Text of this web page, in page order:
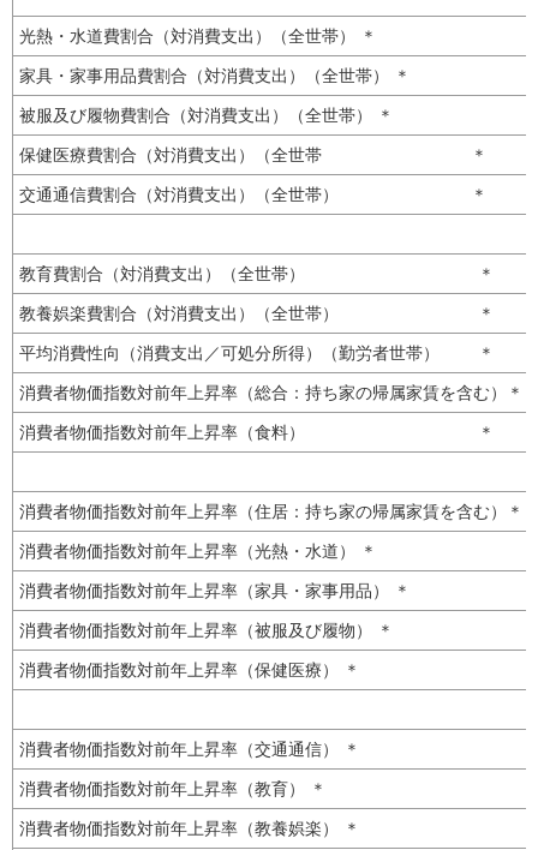
光熱・水道費割合（対消費支出）（全世帯） ＊
家具・家事用品費割合（対消費支出）（全世帯） ＊
被服及び履物費割合（対消費支出）（全世帯） ＊
保健医療費割合（対消費支出）（全世帯 ＊
交通通信費割合（対消費支出）（全世帯） ＊
教育費割合（対消費支出）（全世帯） ＊
教養娯楽費割合（対消費支出）（全世帯） ＊
平均消費性向（消費支出／可処分所得）（勤労者世帯） ＊
消費者物価指数対前年上昇率（総合：持ち家の帰属家賃を含む）＊
消費者物価指数対前年上昇率（食料） ＊
消費者物価指数対前年上昇率（住居：持ち家の帰属家賃を含む）＊
消費者物価指数対前年上昇率（光熱・水道） ＊
消費者物価指数対前年上昇率（家具・家事用品） ＊
消費者物価指数対前年上昇率（被服及び履物） ＊
消費者物価指数対前年上昇率（保健医療） ＊
消費者物価指数対前年上昇率（交通通信） ＊
消費者物価指数対前年上昇率（教育） ＊
消費者物価指数対前年上昇率（教養娯楽） ＊